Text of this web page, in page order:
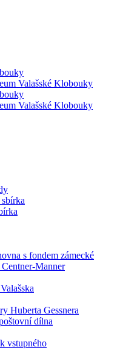
s fondem zámecké
Manner
Huberta Gessnera
dílna
vstupného